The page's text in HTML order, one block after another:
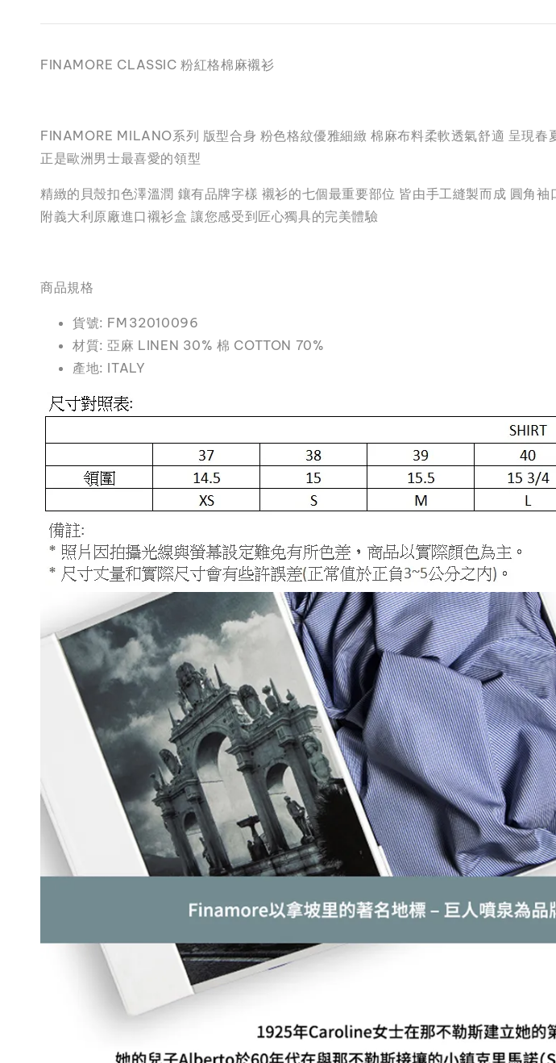
FINAMORE CLASSIC 粉紅格棉麻襯衫
FINAMORE MILANO系列 版型合身 粉色格紋優雅細緻 棉麻布料柔軟透氣舒適 呈現
正是歐洲男士最喜愛的領型
精緻的貝殼扣色澤溫潤 鑲有品牌字樣 襯衫的七個最重要部位 皆由手工縫製而成 圓角
附義大利原廠進口襯衫盒 讓您感受到匠心獨具的完美體驗
商品規格
貨號: FM32010096
材質: 亞麻 LINEN 30% 棉 COTTON 70%
產地: ITALY